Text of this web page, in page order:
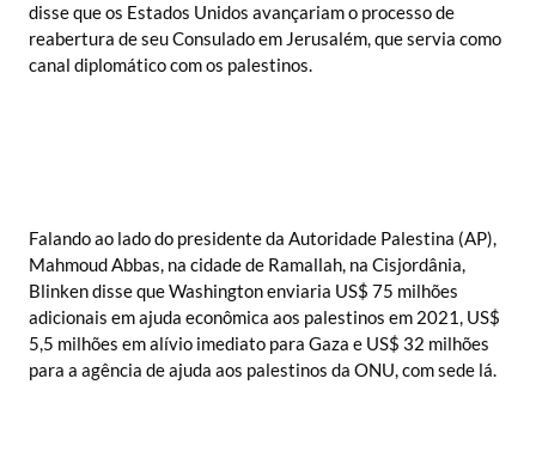
disse que os Estados Unidos avançariam o processo de
reabertura de seu Consulado em Jerusalém, que servia como
canal diplomático com os palestinos.
Falando ao lado do presidente da Autoridade Palestina (AP),
Mahmoud Abbas, na cidade de Ramallah, na Cisjordânia,
Blinken disse que Washington enviaria US$ 75 milhões
adicionais em ajuda econômica aos palestinos em 2021, US$
5,5 milhões em alívio imediato para Gaza e US$ 32 milhões
para a agência de ajuda aos palestinos da ONU, com sede lá.